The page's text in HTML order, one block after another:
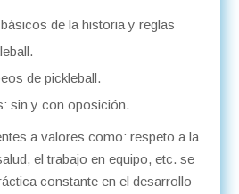
de la historia y reglas
de pickleball.
sin y con oposición.
a valores como: respeto a la
el trabajo en equipo, etc. se
constante en el desarrollo